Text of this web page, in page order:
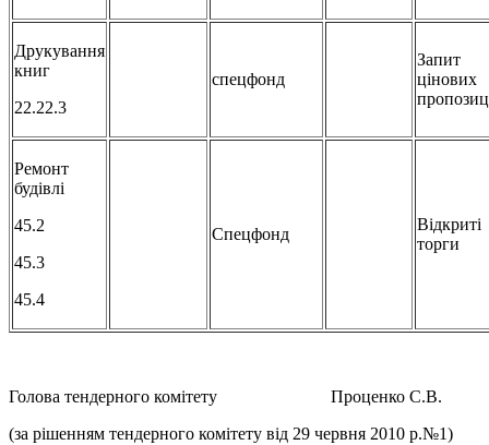
Друкування
книг
22.22.3
спецфонд
Запит
цінових
Ремонт
будівлі
45.2
45.3
45.4
Спецфонд
Відкриті
торги
Голова тендерного комітету Проценко С.В.
(за рішенням тендерного комітету від 29 червня 2010 р.№1)